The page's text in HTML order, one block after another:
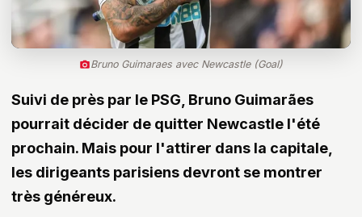
Bruno Guimaraes avec Newcastle (Goal)
Suivi de près par le PSG, Bruno Guimarães
pourrait décider de quitter Newcastle l'été
prochain. Mais pour l'attirer dans la capitale,
les dirigeants parisiens devront se montrer
très généreux.